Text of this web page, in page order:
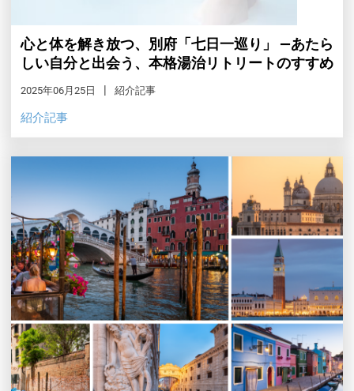
心と体を解き放つ、別府「七日一巡り」 ―あたら
しい自分と出会う、本格湯治リトリートのすすめ
2025年06月25日 紹介記事
紹介記事